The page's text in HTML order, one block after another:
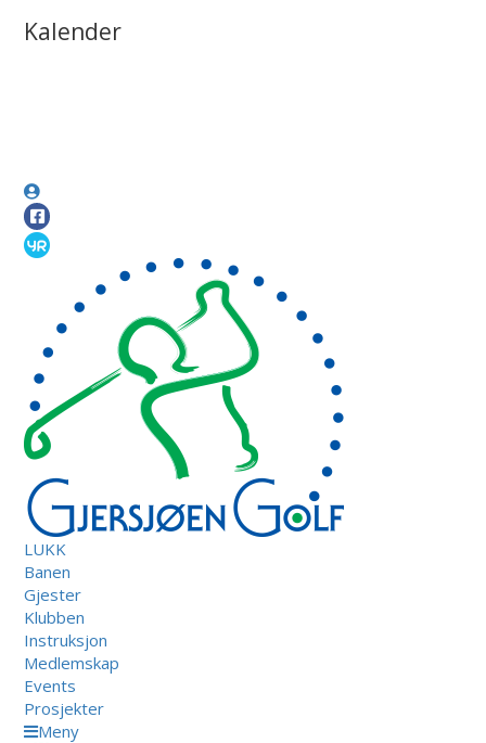
Kalender
LUKK
Banen
Gjester
Klubben
Instruksjon
Medlemskap
Events
Prosjekter
Meny